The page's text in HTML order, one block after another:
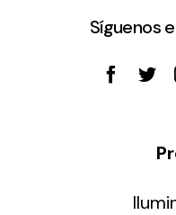
Síguenos